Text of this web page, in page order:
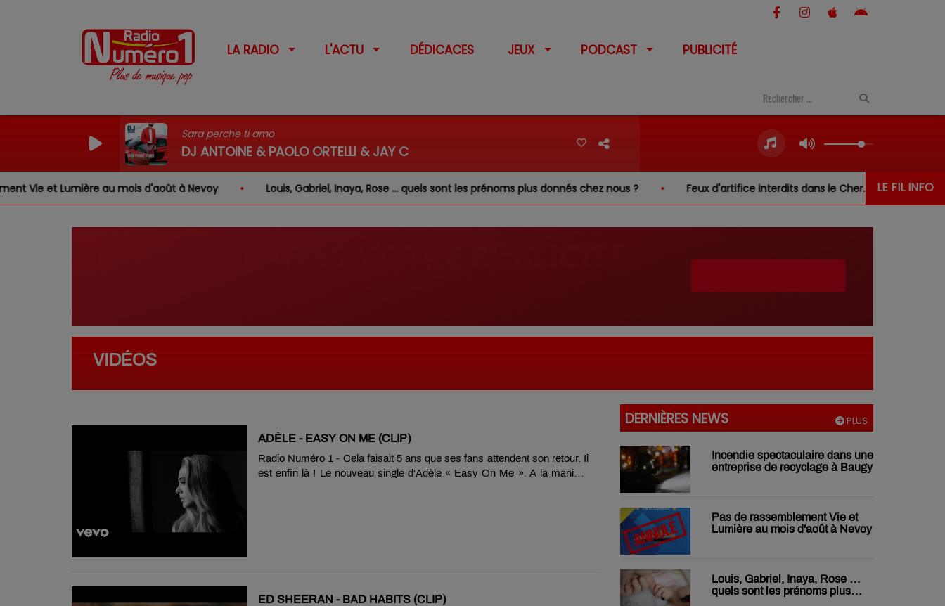
LA RADIO L'ACTU DÉDICACES JEUX PODCAST PUBLICITÉ
Sara perche ti amo
DJ ANTOINE & PAOLO ORTELLI & JAY C
LE FIL INFO
au mois d'août à Nevoy Louis, Gabriel, Inaya, Rose … quels sont les prénoms plus donnés chez nous ? Feux d'artifice interdits dans le Cher… sauf au-dessus de l'eau
VIDÉOS
ADÈLE - EASY ON ME (CLIP)
Radio Numéro 1 - Cela faisait 5 ans que ses fans attendent son retour. Il
est enfin là ! Le nouveau single d’Adèle « Easy On Me ». A la manière
ED SHEERAN - BAD HABITS (CLIP)
PLUS
DERNIÈRES NEWS
Incendie spectaculaire dans une
entreprise de recyclage à Baugy
Pas de rassemblement Vie et
Lumière au mois d'août à Nevoy
Louis, Gabriel, Inaya, Rose …
quels sont les prénoms plus